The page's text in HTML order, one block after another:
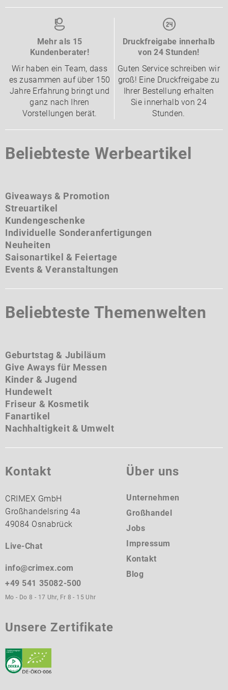
Mehr als 15
Kundenberater!
Wir haben ein Team, dass
es zusammen auf über 150
Jahre Erfahrung bringt und
ganz nach Ihren
Vorstellungen berät.
Druckfreigabe innerhalb
von 24 Stunden!
Guten Service schreiben wir
groß! Eine Druckfreigabe zu
Ihrer Bestellung erhalten
Sie innerhalb von 24
Stunden.
Beliebteste Werbeartikel
Giveaways & Promotion
Streuartikel
Kundengeschenke
Individuelle Sonderanfertigungen
Neuheiten
Saisonartikel & Feiertage
Events & Veranstaltungen
Beliebteste Themenwelten
Geburtstag & Jubiläum
Give Aways für Messen
Kinder & Jugend
Hundewelt
Friseur & Kosmetik
Fanartikel
Nachhaltigkeit & Umwelt
Kontakt
CRIMEX GmbH
Großhandelsring 4a
49084 Osnabrück
Live-Chat
info@crimex.com
+49 541 35082-500
Mo - Do 8 - 17 Uhr, Fr 8 - 15 Uhr
Über uns
Unternehmen
Großhandel
Jobs
Impressum
Kontakt
Blog
Unsere Zertifikate